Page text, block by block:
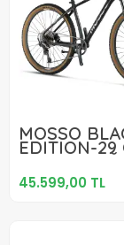
MOSSO
EDITION-29
ERKEK DAĞ
BİSİKLETİ
29 JANT 11
45.599,00 TL
Sepete